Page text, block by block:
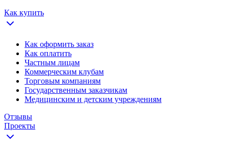
Как купить
Как оформить заказ
Как оплатить
Частным лицам
Коммерческим клубам
Торговым компаниям
Государственным заказчикам
Медицинским и детским учреждениям
Отзывы
Проекты